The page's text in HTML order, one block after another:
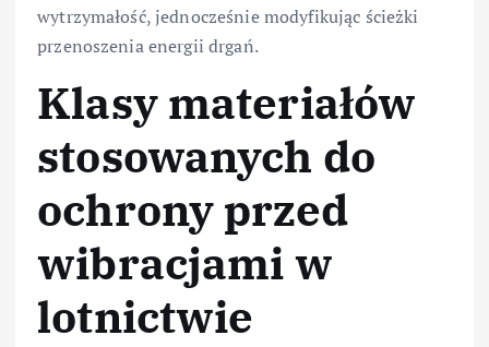
wytrzymałość, jednocześnie modyfikując ścieżki
przenoszenia energii drgań.
Klasy materiałów
stosowanych do
ochrony przed
wibracjami w
lotnictwie